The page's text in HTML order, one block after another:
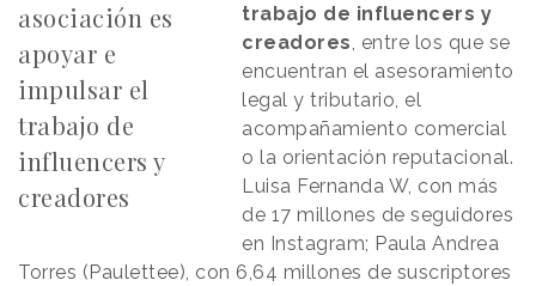
asociación es
apoyar e
impulsar el
trabajo de
influencers y
creadores
trabajo de influencers y
creadores, entre los que se
encuentran el asesoramiento
legal y tributario, el
acompañamiento comercial
o la orientación reputacional.
Luisa Fernanda W, con más
de 17 millones de seguidores
en Instagram; Paula Andrea
Torres (Paulettee), con 6,64 millones de suscriptores